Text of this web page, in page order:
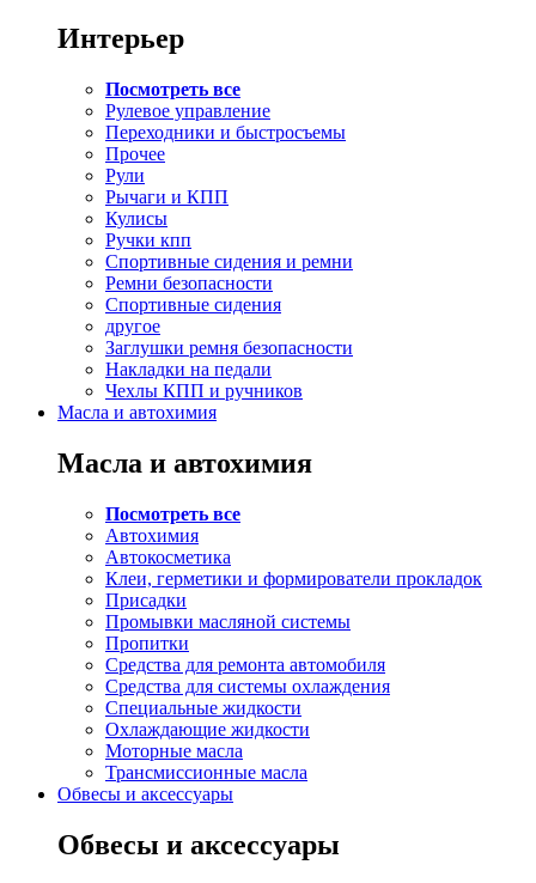
Интерьер
Посмотреть все
Рулевое управление
Переходники и быстросъемы
Прочее
Рули
Рычаги и КПП
Кулисы
Ручки кпп
Спортивные сидения и ремни
Ремни безопасности
Спортивные сидения
другое
Заглушки ремня безопасности
Накладки на педали
Чехлы КПП и ручников
Масла и автохимия
Масла и автохимия
Посмотреть все
Автохимия
Автокосметика
Клеи, герметики и формирователи прокладок
Присадки
Промывки масляной системы
Пропитки
Средства для ремонта автомобиля
Средства для системы охлаждения
Специальные жидкости
Охлаждающие жидкости
Моторные масла
Трансмиссионные масла
Обвесы и аксессуары
Обвесы и аксессуары